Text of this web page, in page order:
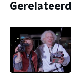
Gerelateerd